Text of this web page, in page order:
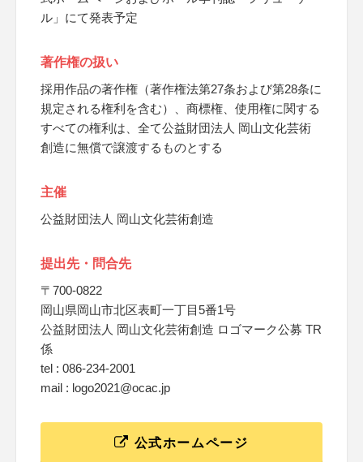
ル」にて発表予定
著作権の扱い
採用作品の著作権（著作権法第27条および第28条に
規定される権利を含む）、商標権、使用権に関する
すべての権利は、全て公益財団法人 岡山文化芸術
創造に無償で譲渡するものとする
主催
公益財団法人 岡山文化芸術創造
提出先・問合先
〒700-0822
岡山県岡山市北区表町一丁目5番1号
公益財団法人 岡山文化芸術創造 ロゴマーク公募 TR
係
tel : 086-234-2001
mail : logo2021@ocac.jp
公式ホームページ